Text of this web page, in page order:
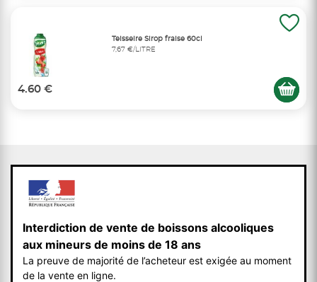
Teisseire Sirop fraise 60cl
7,67 €/LITRE
4.60 €
Interdiction de vente de boissons alcooliques
aux mineurs de moins de 18 ans
La preuve de majorité de l’acheteur est exigée au moment
de la vente en ligne.